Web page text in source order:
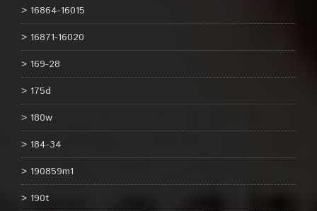
16864-16015
16871-16020
169-28
175d
180w
184-34
190859m1
190t